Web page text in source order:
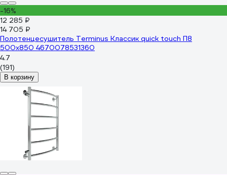
-16%
12 285 ₽
14 705 ₽
Полотенцесушитель Terminus Классик quick touch П8
500x850 4670078531360
4.7
(191)
В корзину